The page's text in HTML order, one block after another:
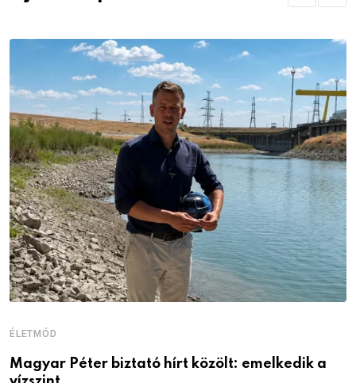
ÉLETMÓD
Magyar Péter biztató hírt közölt: emelkedik a